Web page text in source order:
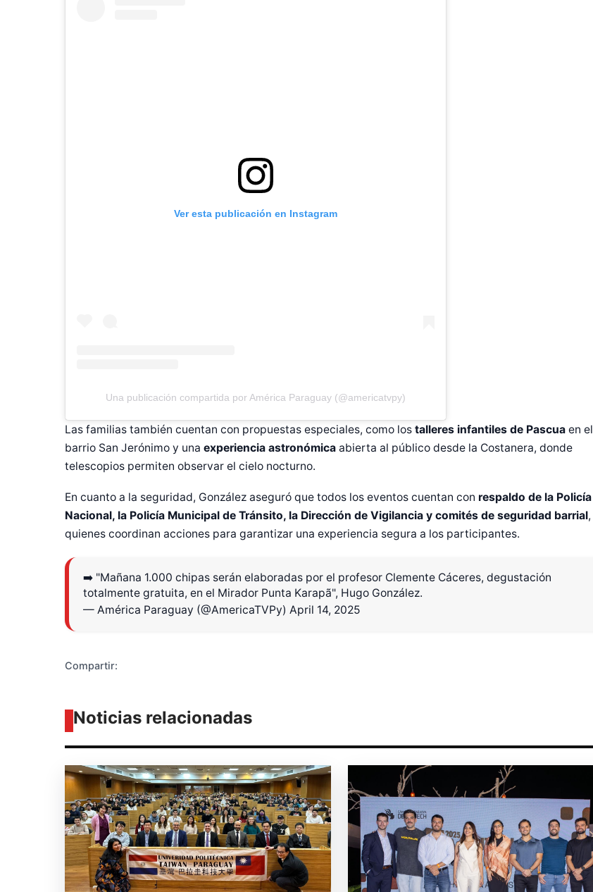
Ver esta publicación en Instagram
Una publicación compartida por América Paraguay (@americatvpy)
Las familias también cuentan con propuestas especiales, como los talleres infantiles de Pascua en el
barrio San Jerónimo y una experiencia astronómica abierta al público desde la Costanera, donde
telescopios permiten observar el cielo nocturno.
En cuanto a la seguridad, González aseguró que todos los eventos cuentan con respaldo de la Policía
Nacional, la Policía Municipal de Tránsito, la Dirección de Vigilancia y comités de seguridad barrial,
quienes coordinan acciones para garantizar una experiencia segura a los participantes.
➡️ "Mañana 1.000 chipas serán elaboradas por el profesor Clemente Cáceres, degustación
totalmente gratuita, en el Mirador Punta Karapã", Hugo González.
— América Paraguay (@AmericaTVPy) April 14, 2025
Compartir:
Noticias relacionadas